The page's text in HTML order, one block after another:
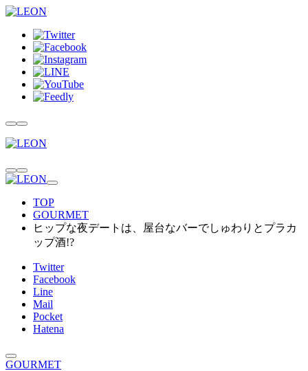
TOP
GOURMET
ヒップな夜デートは、屋台なバーでしゅわりとプラカ
ップ酒!?
Twitter
Facebook
Line
Mail
Pocket
Hatena
GOURMET